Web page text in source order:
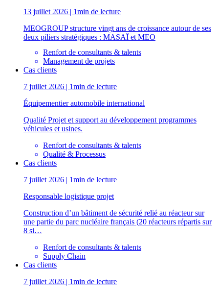
13 juillet 2026 | 1min de lecture
MEOGROUP structure vingt ans de croissance autour de ses
deux piliers stratégiques : MASAÏ et MEO
Renfort de consultants & talents
Management de projets
Cas clients
7 juillet 2026 | 1min de lecture
Équipementier automobile international
Qualité Projet et support au développement programmes
véhicules et usines.
Renfort de consultants & talents
Qualité & Processus
Cas clients
7 juillet 2026 | 1min de lecture
Responsable logistique projet
Construction d’un bâtiment de sécurité relié au réacteur sur
une partie du parc nucléaire français (20 réacteurs répartis sur
8 si…
Renfort de consultants & talents
Supply Chain
Cas clients
7 juillet 2026 | 1min de lecture